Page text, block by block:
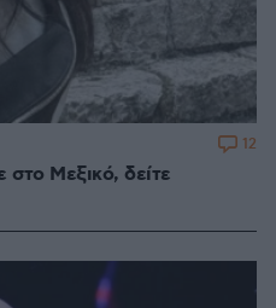
Μεξικό, δείτε
12